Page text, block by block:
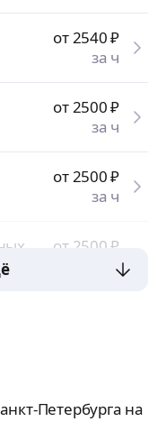
от 2540₽
за ч
от 2500₽
за ч
от 2500₽
за ч
от 2500₽
за ч
Петербурга на